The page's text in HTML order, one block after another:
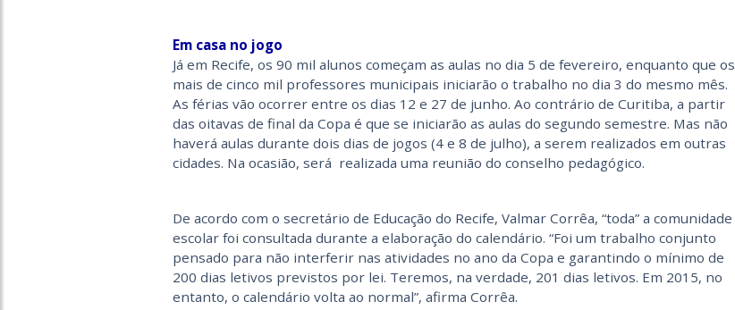
Em casa no jogo
Já em Recife, os 90 mil alunos começam as aulas no dia 5 de fevereiro, enquanto que os
mais de cinco mil professores municipais iniciarão o trabalho no dia 3 do mesmo mês.
As férias vão ocorrer entre os dias 12 e 27 de junho. Ao contrário de Curitiba, a partir
das oitavas de final da Copa é que se iniciarão as aulas do segundo semestre. Mas não
haverá aulas durante dois dias de jogos (4 e 8 de julho), a serem realizados em outras
cidades. Na ocasião, será realizada uma reunião do conselho pedagógico.
De acordo com o secretário de Educação do Recife, Valmar Corrêa, “toda” a comunidade
escolar foi consultada durante a elaboração do calendário. “Foi um trabalho conjunto
pensado para não interferir nas atividades no ano da Copa e garantindo o mínimo de
200 dias letivos previstos por lei. Teremos, na verdade, 201 dias letivos. Em 2015, no
entanto, o calendário volta ao normal”, afirma Corrêa.